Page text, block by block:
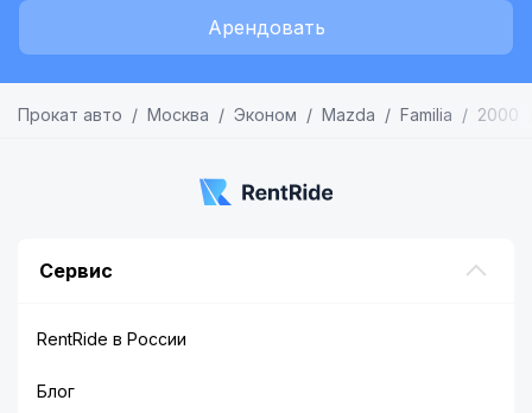
Арендовать
Прокат авто Москва Эконом Mazda Familia 2000
Сервис
RentRide в России
Блог